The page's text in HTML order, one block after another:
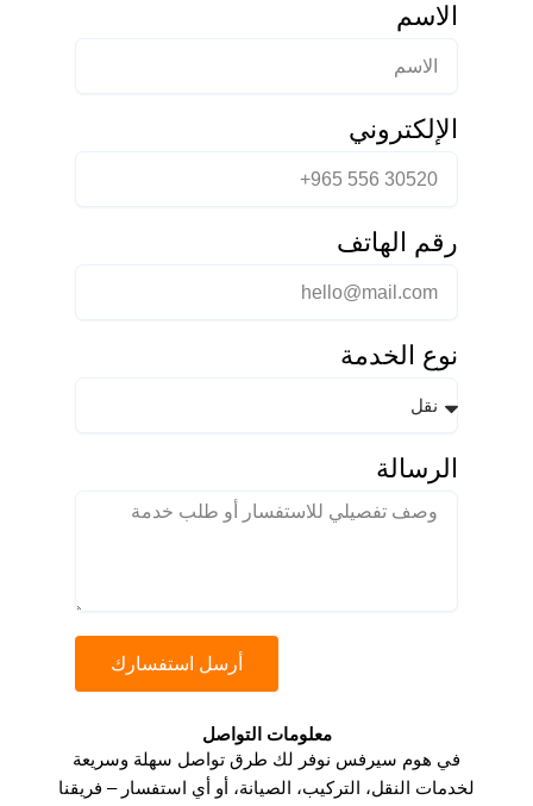
الاسم
الإلكتروني
رقم الهاتف
نوع الخدمة
الرسالة
أرسل استفسارك
معلومات التواصل​
في هوم سيرفس نوفر لك طرق تواصل سهلة وسريعة
لخدمات النقل، التركيب، الصيانة، أو أي استفسار – فريقنا